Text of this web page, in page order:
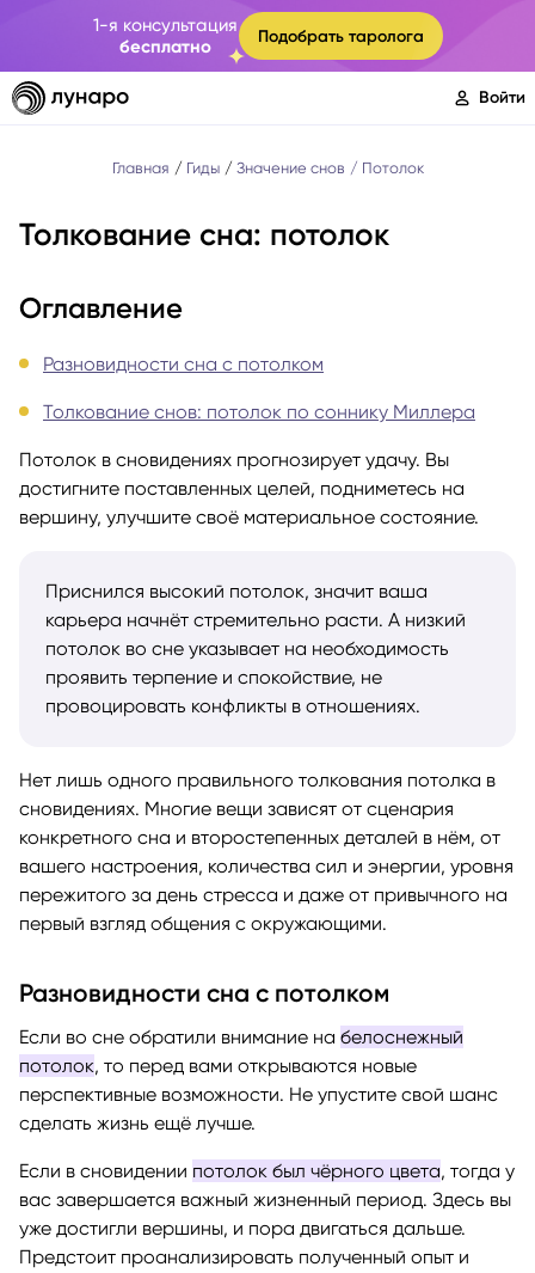
1-я консультация
бесплатно
Подобрать таролога
Войти
Главная Гиды Значение снов Потолок
Толкование сна: потолок
Оглавление
Разновидности сна с потолком
Толкование снов: потолок по соннику Миллера
Потолок в сновидениях прогнозирует удачу. Вы
достигните поставленных целей, подниметесь на
вершину, улучшите своё материальное состояние.
Приснился высокий потолок, значит ваша
карьера начнёт стремительно расти. А низкий
потолок во сне указывает на необходимость
проявить терпение и спокойствие, не
провоцировать конфликты в отношениях.
Нет лишь одного правильного толкования потолка в
сновидениях. Многие вещи зависят от сценария
конкретного сна и второстепенных деталей в нём, от
вашего настроения, количества сил и энергии, уровня
пережитого за день стресса и даже от привычного на
первый взгляд общения с окружающими.
Разновидности сна с потолком
Если во сне обратили внимание на белоснежный
потолок, то перед вами открываются новые
перспективные возможности. Не упустите свой шанс
сделать жизнь ещё лучше.
Если в сновидении потолок был чёрного цвета, тогда у
вас завершается важный жизненный период. Здесь вы
уже достигли вершины, и пора двигаться дальше.
Предстоит проанализировать полученный опыт и